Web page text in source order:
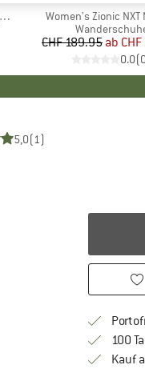
Artikel
Women's Zionic NXT
Preis
CHF 189.95 ab
0.0(0
5,0(1)
100
Kauf